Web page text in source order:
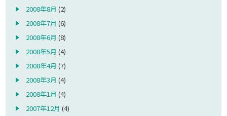
2008年8月 (2)
2008年7月 (6)
2008年6月 (8)
2008年5月 (4)
2008年4月 (7)
2008年3月 (4)
2008年1月 (4)
2007年12月 (4)